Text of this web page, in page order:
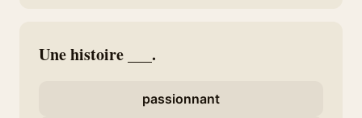
Une histoire ___.
passionnant